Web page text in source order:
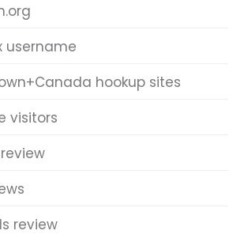
username
hookup sites
visitors
review